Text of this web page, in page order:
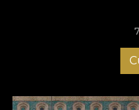
astfel că ai libertatea de a
poate face diferența și
spațiu cu totul special și
la fiecare pas, așa că